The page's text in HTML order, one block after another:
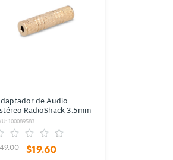
de Audio
RadioShack 3.5mm
100089583
$19.60